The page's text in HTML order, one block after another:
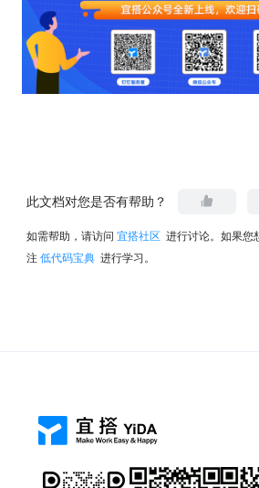
此文档对您是否有帮助？
如需帮助，请访问 宜搭社区 进行讨论。如果您
注 低代码宝典 进行学习。